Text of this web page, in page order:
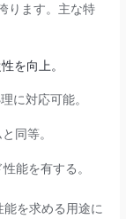
ります。主な特
を向上。
に対応可能。
同等。
能を有する。
を求める用途に